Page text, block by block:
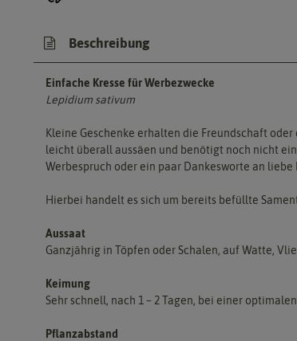
Beschreibung
Einfache Kresse für Werbezwecke
Lepidium sativum
Kleine Geschenke erhalten die Freundschaft
leicht überall aussäen und benötigt noch nicht
Werbespruch oder ein paar Dankesworte an
Hierbei handelt es sich um bereits befüllte
Aussaat
Ganzjährig in Töpfen oder Schalen, auf Watte,
Keimung
Sehr schnell, nach 1 – 2 Tagen, bei einer optimalen
Pflanzabstand